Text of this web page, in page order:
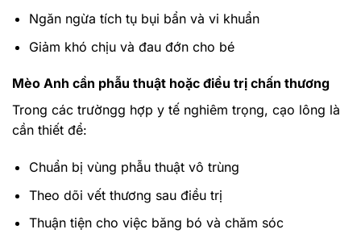
Ngăn ngừa tích tụ bụi bẩn và vi khuẩn
Giảm khó chịu và đau đớn cho bé
Mèo Anh cần phẫu thuật hoặc điều trị chấn thương
Trong các trườngg hợp y tế nghiêm trọng, cạo lông là
cần thiết để:
Chuẩn bị vùng phẫu thuật vô trùng
Theo dõi vết thương sau điều trị
Thuận tiện cho việc băng bó và chăm sóc